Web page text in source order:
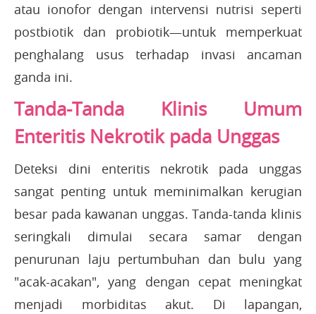
atau ionofor dengan intervensi nutrisi seperti
postbiotik dan probiotik—untuk memperkuat
penghalang usus terhadap invasi ancaman
ganda ini.
Tanda-Tanda Klinis Umum
Enteritis Nekrotik pada Unggas
Deteksi dini enteritis nekrotik pada unggas
sangat penting untuk meminimalkan kerugian
besar pada kawanan unggas. Tanda-tanda klinis
seringkali dimulai secara samar dengan
penurunan laju pertumbuhan dan bulu yang
"acak-acakan", yang dengan cepat meningkat
menjadi morbiditas akut. Di lapangan,